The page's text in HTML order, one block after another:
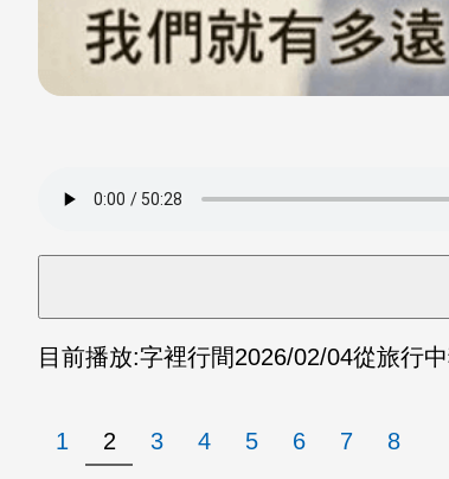
目前播放:字裡行間2026/02/04從旅行
1 2 3 4 5 6 7 8